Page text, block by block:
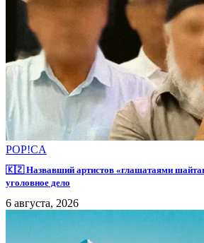
POP!CA
🇰🇿 Назвавший артистов «глашатаями
уголовное дело
6 августа, 2026